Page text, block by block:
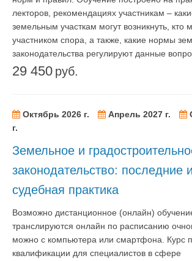
лекторов, рекомендациях участникам –
земельным участкам могут возникнуть, кто
участником спора, а также, какие нормы
законодательства регулируют данные
29 450 руб.
Октябрь 2026 г. Апрель 2027 г.
г.
Земельное и
законодательство: последние
судебная практика
Возможно дистанционное (онлайн)
транслируются онлайн по расписанию
можно с компьютера или смартфона. Курс
квалификации для специалистов в сфере